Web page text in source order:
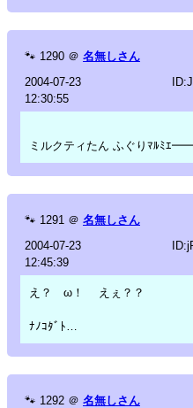
🐾 1290 ＠ 名無しさん
2004-07-23
12:30:55
ミルクティたん ふぐりﾏﾙ
🐾 1291 ＠ 名無しさん
2004-07-23
12:45:39
え？ ω！ えぇ？？
ﾃｯ
ﾅﾉｺﾀﾞﾄ…
🐾 1292 ＠ 名無しさん